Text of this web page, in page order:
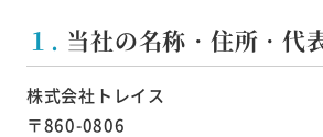
１. 当社の名称・住所・代
株式会社トレイス
〒860-0806